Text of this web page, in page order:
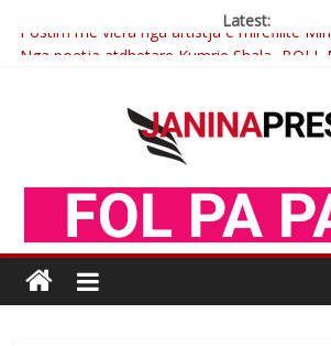
Latest:
Postim me vlera nga artistja e mirëfilltë
Nga poetja atdhetare Kumrie Shala -BOLL
Çlirimtari Mentor Mushkolaj nderohet me
Xhevdet Qeriqi Dega e invalidëve në Fushë